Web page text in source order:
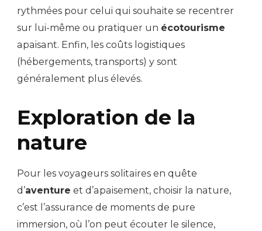
rythmées pour celui qui souhaite se recentrer
sur lui-même ou pratiquer un écotourisme
apaisant. Enfin, les coûts logistiques
(hébergements, transports) y sont
généralement plus élevés.
Exploration de la
nature
Pour les voyageurs solitaires en quête
d’aventure et d’apaisement, choisir la nature,
c’est l’assurance de moments de pure
immersion, où l’on peut écouter le silence,